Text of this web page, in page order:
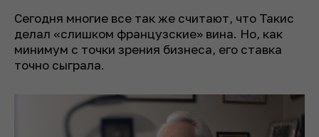
Сегодня многие все так же считают, что Такис
делал «слишком французские» вина. Но, как
минимум с точки зрения бизнеса, его ставка
точно сыграла.